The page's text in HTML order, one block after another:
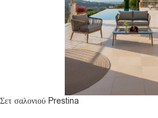
Σετ σαλονιού Prestina